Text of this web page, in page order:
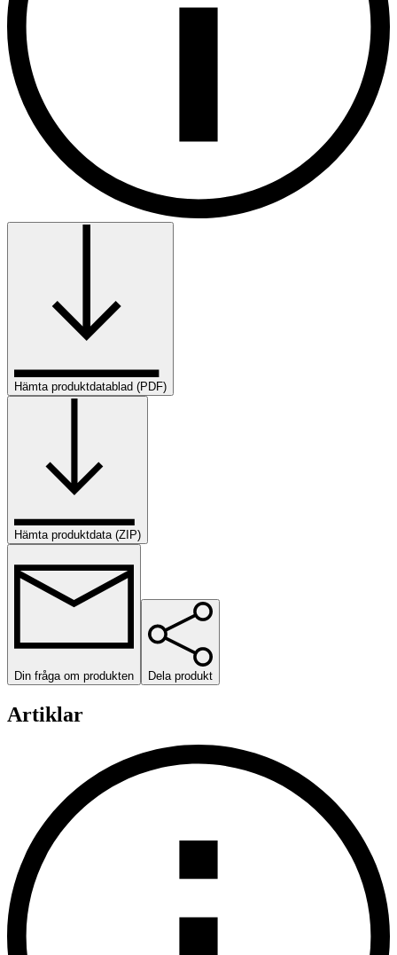
Hämta produktdatablad (PDF)
Hämta produktdata (ZIP)
Din fråga om produkten Dela produkt
Artiklar